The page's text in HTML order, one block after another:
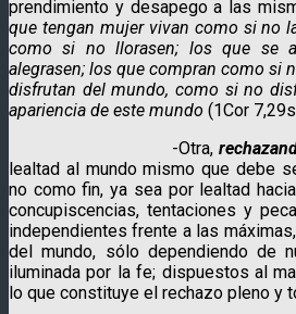
prendimiento y desapego a las
que tengan mujer vivan como si no
como si no llorasen; los que se
alegrasen; los que compran como si
disfrutan del mundo, como si no
apariencia de este mundo (1Cor
-Otra,
lealtad al mundo mismo que debe
no como fin, ya sea por lealtad
concupis­cencias, tentaciones y
independientes frente a las
del mundo, sólo dependiendo de
iluminada por la fe; dispuestos al
lo que consti­tuye el recha­zo pleno y